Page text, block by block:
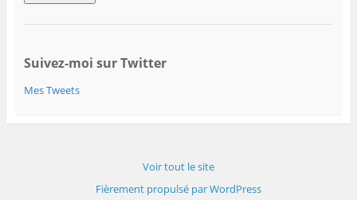
s
e
-
a
Suivez-moi sur Twitter
Mes Tweets
Voir tout le site
Fièrement propulsé par WordPress